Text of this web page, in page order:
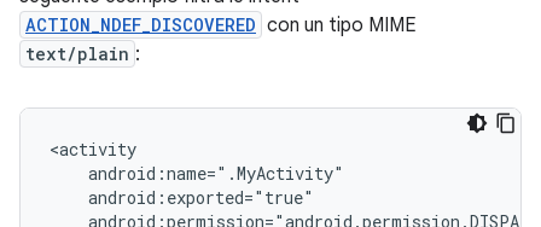
ACTION_NDEF_DISCOVERED con un tipo MIME
text/plain :